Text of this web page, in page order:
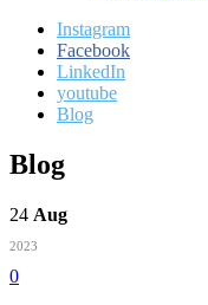
Instagram
Facebook
LinkedIn
youtube
Blog
Blog
24 Aug
2023
0